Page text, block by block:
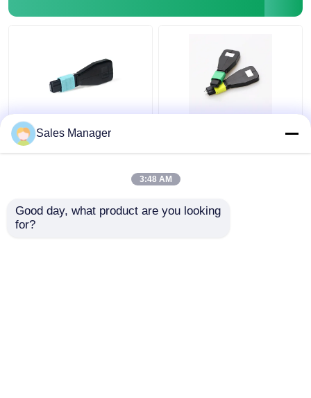
データ センタOEMのた
めのMTP MPOの繊維光
FTTxの解決のためのカ
ックMTP MPO
Sales Manager
3:48 AM
Good day, what product are you looking
for?